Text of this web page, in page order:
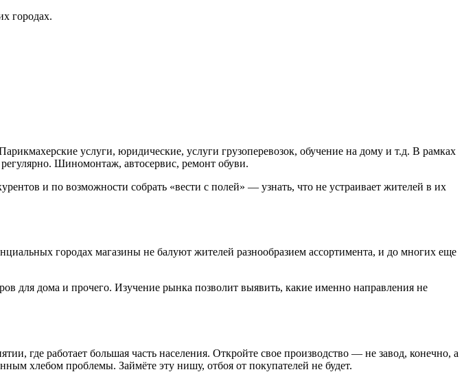
городах.
услуги, юридические, услуги грузоперевозок, обучение на дому и т.д. В рамках
Шиномонтаж, автосервис, ремонт обуви.
и по возможности собрать «вести с полей» — узнать, что не устраивает жителей в их
городах магазины не балуют жителей разнообразием ассортимента, и до многих еще
для дома и прочего. Изучение рынка позволит выявить, какие именно направления не
где работает большая часть населения. Откройте свое производство — не завод, конечно, а
хлебом проблемы. Займёте эту нишу, отбоя от покупателей не будет.